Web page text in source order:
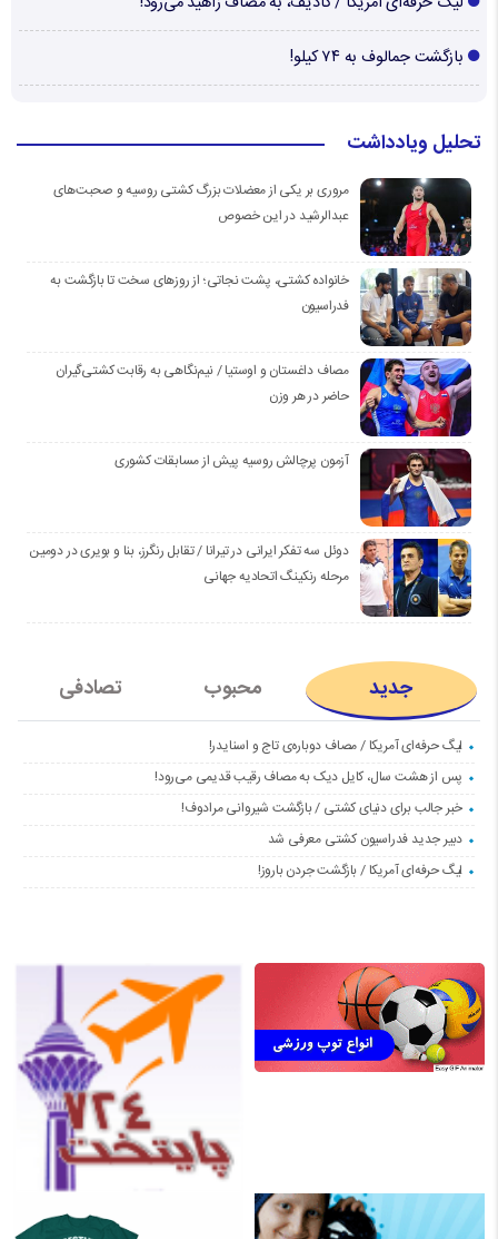
بازگشت جمالوف به ۷۴ کیلو!
تحلیل ویادداشت
مروری بر یکی از معضلات بزرگ کشتی روسیه و صحبت‌های
عبدالرشید در این خصوص
خانواده کشتی، پشت نجاتی؛ از روزهای سخت تا بازگشت به
فدراسیون
مصاف داغستان و اوستیا / نیم‌نگاهی به رقابت کشتی‌گیران
حاضر در هر وزن
آزمون پرچالش روسیه پیش از مسابقات کشوری
دوئل سه تفکر ایرانی در تیرانا / تقابل رنگرز، بنا و بویری در دومین
مرحله رنکینگ اتحادیه جهانی
جدید محبوب تصادفی
لیگ حرفه‌ای آمریکا / مصاف دوباره‌ی تاج و اسنایدر!
پس از هشت سال، کایل دیک به مصاف رقیب قدیمی می‌رود!
خبر جالب برای دنیای کشتی / بازگشت شیروانی مرادوف!
دبیر جدید فدراسیون کشتی معرفی شد
لیگ حرفه‌ای آمریکا / بازگشت جردن باروز!